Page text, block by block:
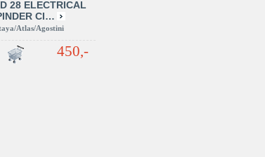
28 ELECTRICAL
CI…
Atlas/Agostini
450,-